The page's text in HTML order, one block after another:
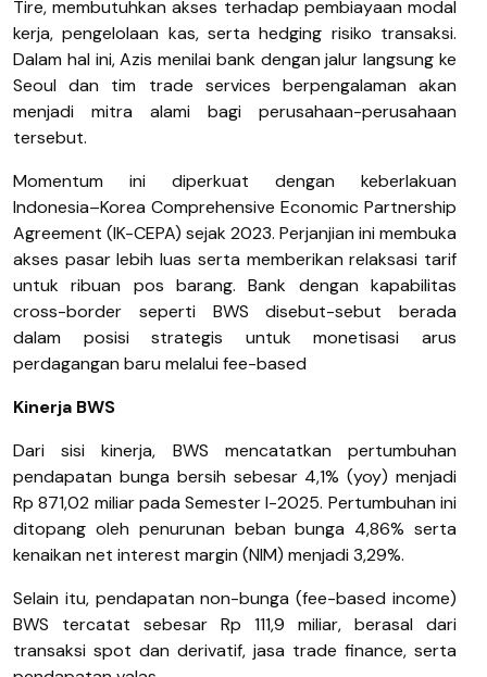
Tire, membutuhkan akses terhadap pembiayaan modal
kerja, pengelolaan kas, serta hedging risiko transaksi.
Dalam hal ini, Azis menilai bank dengan jalur langsung ke
Seoul dan tim trade services berpengalaman akan
menjadi mitra alami bagi perusahaan-perusahaan
tersebut.
Momentum ini diperkuat dengan keberlakuan
Indonesia–Korea Comprehensive Economic Partnership
Agreement (IK-CEPA) sejak 2023. Perjanjian ini membuka
akses pasar lebih luas serta memberikan relaksasi tarif
untuk ribuan pos barang. Bank dengan kapabilitas
cross-border seperti BWS disebut-sebut berada
dalam posisi strategis untuk monetisasi arus
perdagangan baru melalui fee-based
Kinerja BWS
Dari sisi kinerja, BWS mencatatkan pertumbuhan
pendapatan bunga bersih sebesar 4,1% (yoy) menjadi
Rp 871,02 miliar pada Semester I-2025. Pertumbuhan ini
ditopang oleh penurunan beban bunga 4,86% serta
kenaikan net interest margin (NIM) menjadi 3,29%.
Selain itu, pendapatan non-bunga (fee-based income)
BWS tercatat sebesar Rp 111,9 miliar, berasal dari
transaksi spot dan derivatif, jasa trade finance, serta